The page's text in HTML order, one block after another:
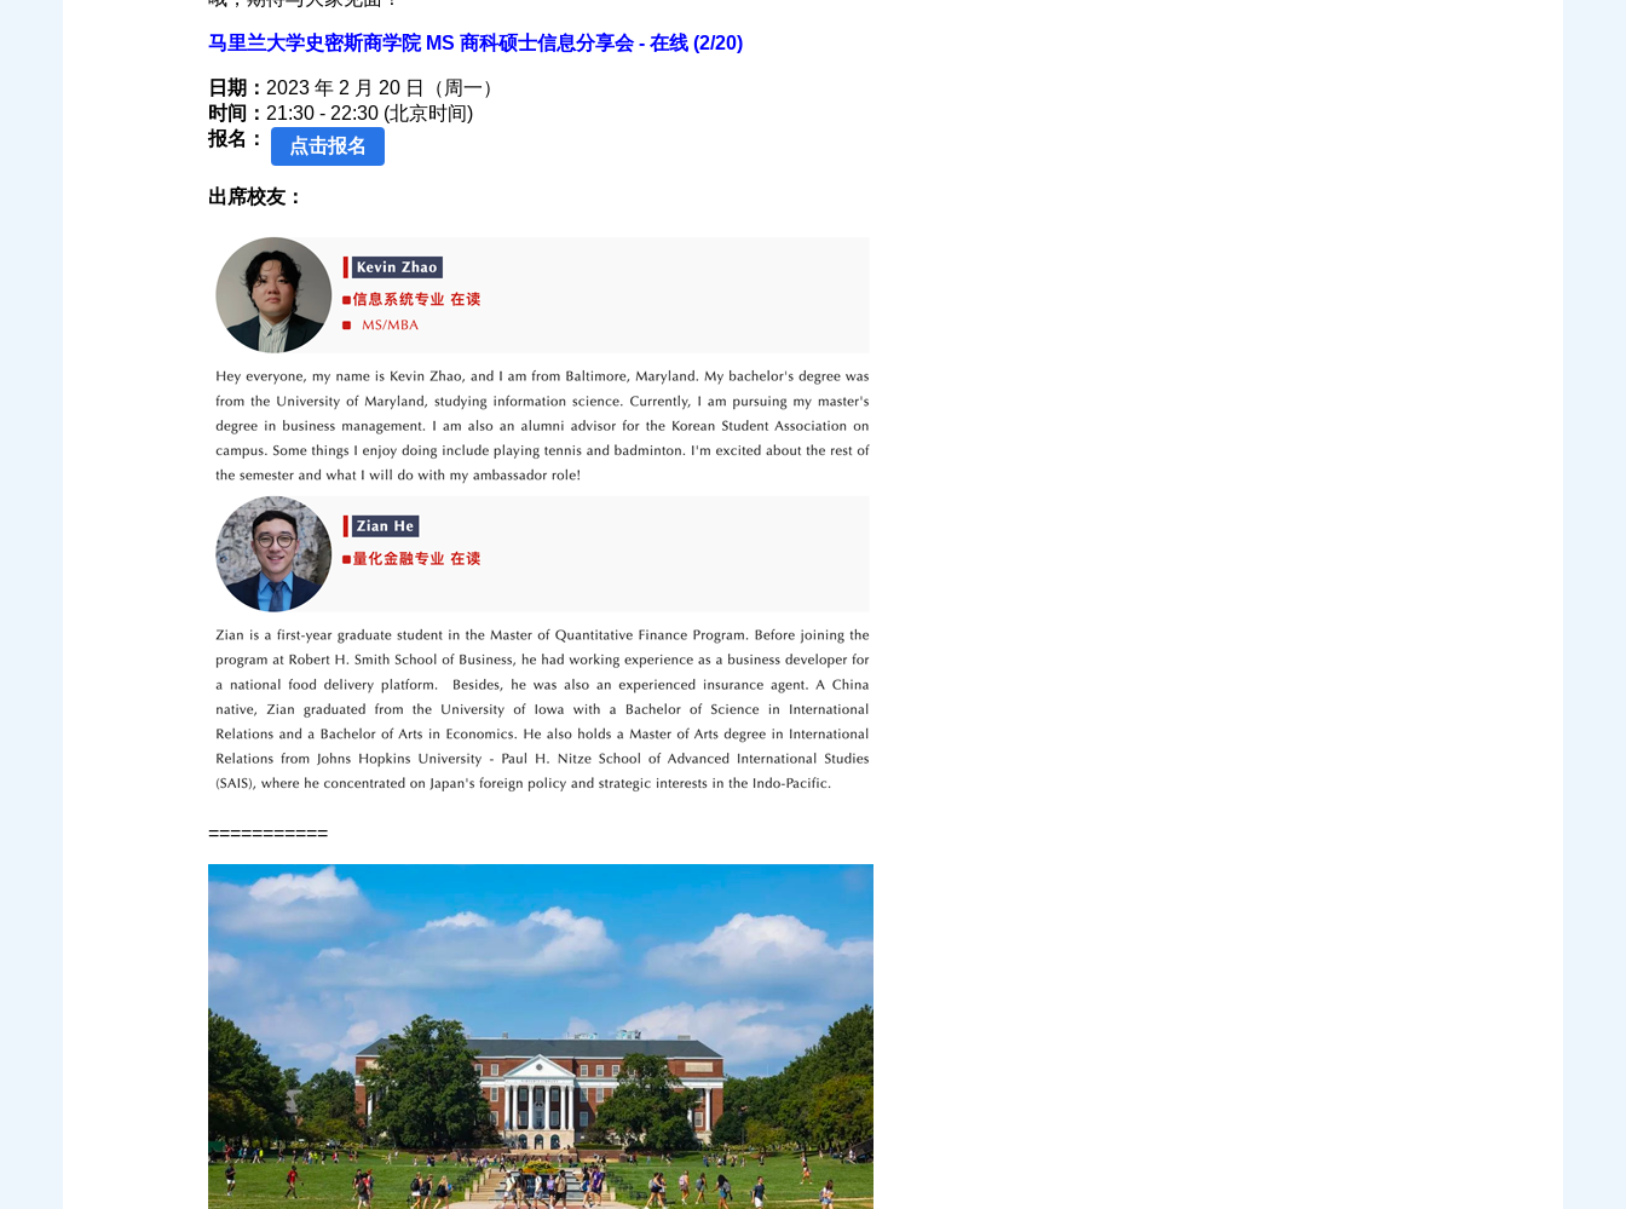
马里兰大学史密斯商学院 MS 商科硕士信息分享会 - 在线 (2/20)
日期： 2023 年 2 月 20 日（周一）
时间： 21:30 - 22:30 (北京时间)
报名：
点击报名
出席校友：
===========